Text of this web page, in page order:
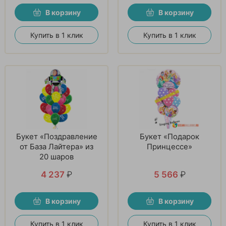
В корзину
Купить в 1 клик
В корзину
Купить в 1 клик
Букет «Поздравление
от База Лайтера» из
20 шаров
4 237 ₽
В корзину
Купить в 1 клик
Букет «Подарок
Принцессе»
5 566 ₽
В корзину
Купить в 1 клик